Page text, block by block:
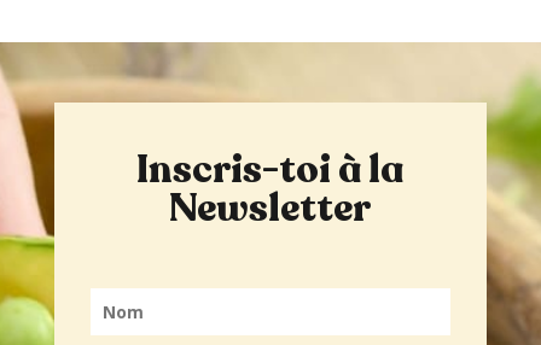
Inscris-toi à la
Newsletter